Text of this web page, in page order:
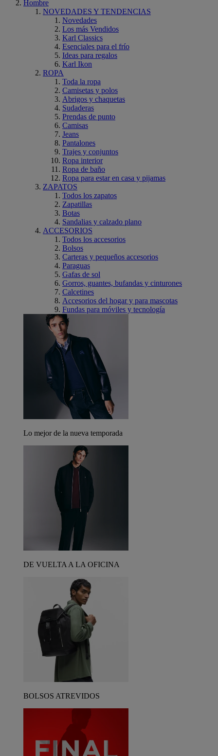
Hombre
NOVEDADES Y TENDENCIAS
Novedades
Los más Vendidos
Karl Classics
Esenciales para el frío
Ideas para regalos
Karl Ikon
ROPA
Toda la ropa
Camisetas y polos
Abrigos y chaquetas
Sudaderas
Prendas de punto
Camisas
Jeans
Pantalones
Trajes y conjuntos
Ropa interior
Ropa de baño
Ropa para estar en casa y pijamas
ZAPATOS
Todos los zapatos
Zapatillas
Botas
Sandalias y calzado plano
ACCESORIOS
Todos los accesorios
Bolsos
Carteras y pequeños accesorios
Paraguas
Gafas de sol
Gorros, guantes, bufandas y cinturones
Calcetines
Accesorios del hogar y para mascotas
Fundas para móviles y tecnología
Lo mejor de la nueva temporada
DE VUELTA A LA OFICINA
BOLSOS ATREVIDOS